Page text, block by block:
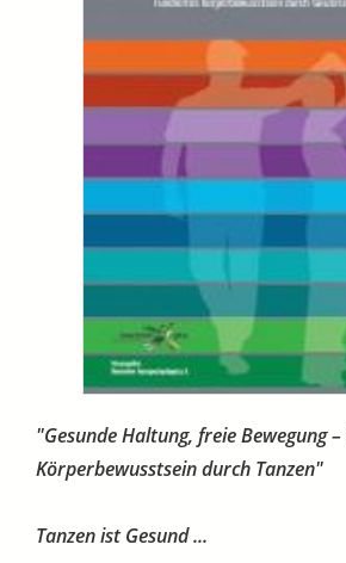
"Gesunde Haltung, freie Bewegung
Körperbewusstsein durch Tanzen"
Tanzen ist Gesund ...